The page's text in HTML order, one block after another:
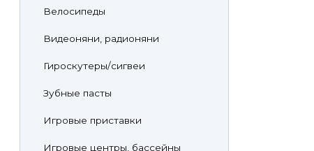
Велосипеды
Видеоняни, радионяни
Гироскутеры/сигвеи
Зубные пасты
Игровые приставки
Игровые центры, бассейны